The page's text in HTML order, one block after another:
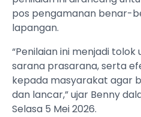
pos pengamanan benar-
lapangan.
“Penilaian ini menjadi
sarana prasarana, serta
kepada masyarakat agar
dan lancar,” ujar Benny
Selasa 5 Mei 2026.